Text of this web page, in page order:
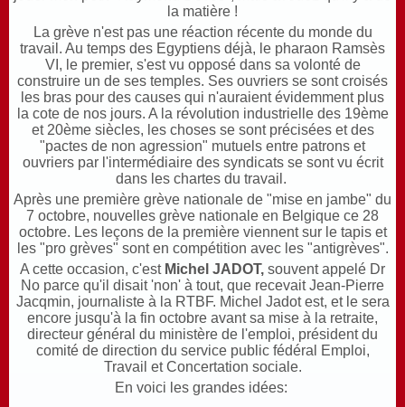
la matière !
La grève n'est pas une réaction récente du monde du
travail. Au temps des Egyptiens déjà, le pharaon Ramsès
VI, le premier, s'est vu opposé dans sa volonté de
construire un de ses temples. Ses ouvriers se sont croisés
les bras pour des causes qui n'auraient évidemment plus
la cote de nos jours. A la révolution industrielle des 19ème
et 20ème siècles, les choses se sont précisées et des
"pactes de non agression" mutuels entre patrons et
ouvriers par l'intermédiaire des syndicats se sont vu écrit
dans les chartes du travail.
Après une première grève nationale de "mise en jambe" du
7 octobre, nouvelles grève nationale en Belgique ce 28
octobre. Les leçons de la première viennent sur le tapis et
les "pro grèves" sont en compétition avec les "antigrèves".
A cette occasion, c'est Michel JADOT, souvent appelé Dr
No parce qu'il disait 'non' à tout, que recevait Jean-Pierre
Jacqmin, journaliste à la RTBF. Michel Jadot est, et le sera
encore jusqu'à la fin octobre avant sa mise à la retraite,
directeur général du ministère de l'emploi, président du
comité de direction du service public fédéral Emploi,
Travail et Concertation sociale.
En voici les grandes idées: